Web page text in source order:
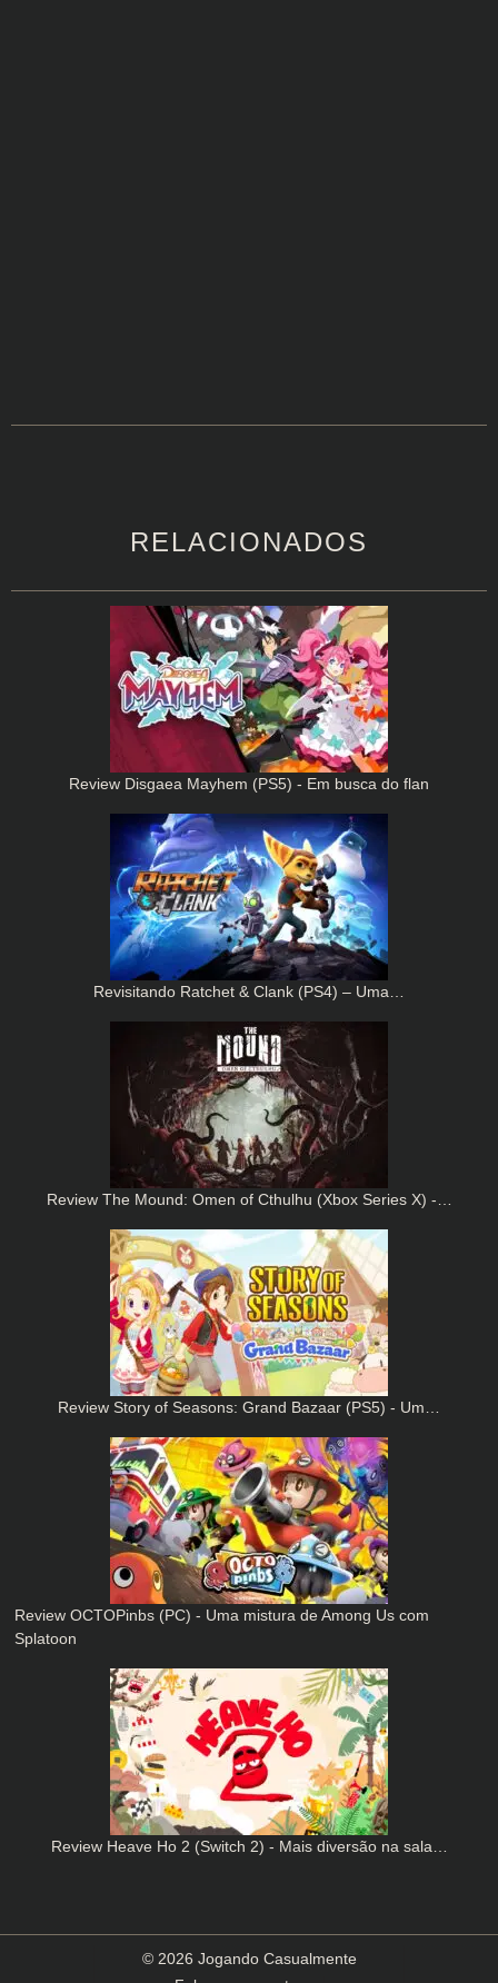
RELACIONADOS
Review Disgaea Mayhem (PS5) - Em busca do flan
Revisitando Ratchet & Clank (PS4) – Uma…
Review The Mound: Omen of Cthulhu (Xbox Series X) -…
Review Story of Seasons: Grand Bazaar (PS5) - Um…
Review OCTOPinbs (PC) - Uma mistura de Among Us com
Splatoon
Review Heave Ho 2 (Switch 2) - Mais diversão na sala…
© 2026 Jogando Casualmente